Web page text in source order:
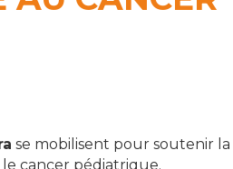
se mobilisent pour soutenir la
cancer pédiatrique.